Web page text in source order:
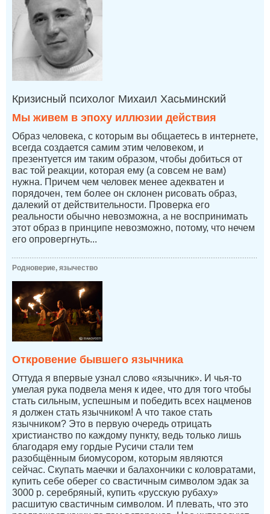
Кризисный психолог Михаил Хасьминский
Мы живем в эпоху иллюзии действия
Образ человека, с которым вы общаетесь в интернете,
всегда создается самим этим человеком, и
презентуется им таким образом, чтобы добиться от
вас той реакции, которая ему (а совсем не вам)
нужна. Причем чем человек менее адекватен и
порядочен, тем более он склонен рисовать образ,
далекий от действительности. Проверка его
реальности обычно невозможна, а не воспринимать
этот образ в принципе невозможно, потому, что нечем
его опровергнуть...
Родноверие, язычество
Откровение бывшего язычника
Оттуда я впервые узнал слово «язычник». И чья-то
умелая рука подвела меня к идее, что для того чтобы
стать сильным, успешным и победить всех нацменов
я должен стать язычником! А что такое стать
язычником? Это в первую очередь отрицать
христианство по каждому пункту, ведь только лишь
благодаря ему гордые Русичи стали тем
разобщённым биомусором, которым являются
сейчас. Скупать маечки и балахончики с коловратами,
купить себе оберег со свастичным символом эдак за
3000 р. серебряный, купить «русскую рубаху»
расшитую свастичным символом. И плевать, что это